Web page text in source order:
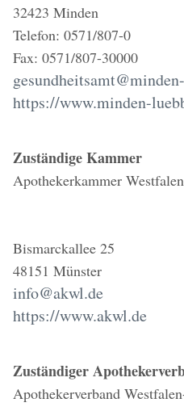
32423 Minden
Telefon: 0571/807-0
Fax: 0571/807-30000
https://www.minden-
Zuständige Kammer
Apothekerkammer
Bismarckallee 25
48151 Münster
info@akwl.de
https://www.akwl.de
Zuständiger
Apothekerverband